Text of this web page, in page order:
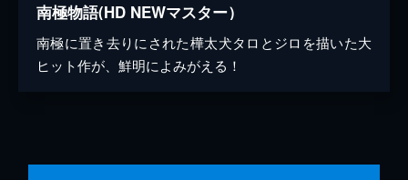
南極物語(HD NEWマスター）
南極に置き去りにされた樺太犬タロとジロを描いた大
ヒット作が、鮮明によみがえる！